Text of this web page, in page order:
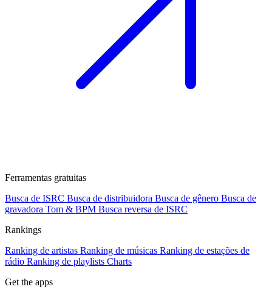
Ferramentas gratuitas
Busca de ISRC Busca de distribuidora Busca de gênero Busca de
gravadora Tom & BPM Busca reversa de ISRC
Rankings
Ranking de artistas Ranking de músicas Ranking de estações de
rádio Ranking de playlists Charts
Get the apps